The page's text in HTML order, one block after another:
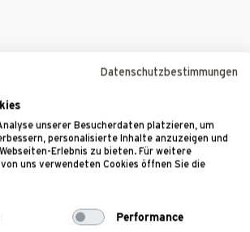
HR B 15 042
Peter Rikowski, Nicholas Snow,
überwacht durch DE-ÖKO-039.
Datenschutzbestimmungen
unserer Besucherdaten platzieren, um
personalisierte Inhalte anzuzeigen und
Erlebnis zu bieten. Für weitere
uns verwendeten Cookies öffnen Sie die
Performance